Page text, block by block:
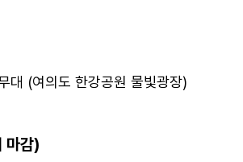
대 (여의도 한강공원 물빛광장)
마감)